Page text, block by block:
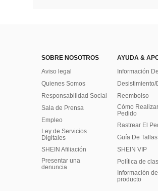
SOBRE NOSOTROS
Aviso legal
Quienes Somos
Responsabilidad Social
Sala de Prensa
Empleo
Ley de Servicios
Digitales
SHEIN Afiliación
Presentar una
denuncia
AYUDA &
Información
Reembolso
Cómo
Pedido
Rastrear El
Guía De Tallas
SHEIN VIP
Política de
​Información del
producto